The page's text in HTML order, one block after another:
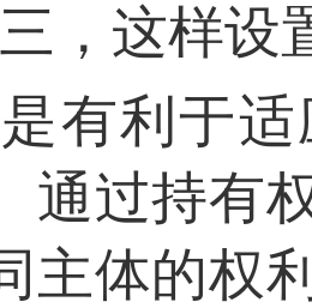
，这样设
有利于
通过持有
主体的权